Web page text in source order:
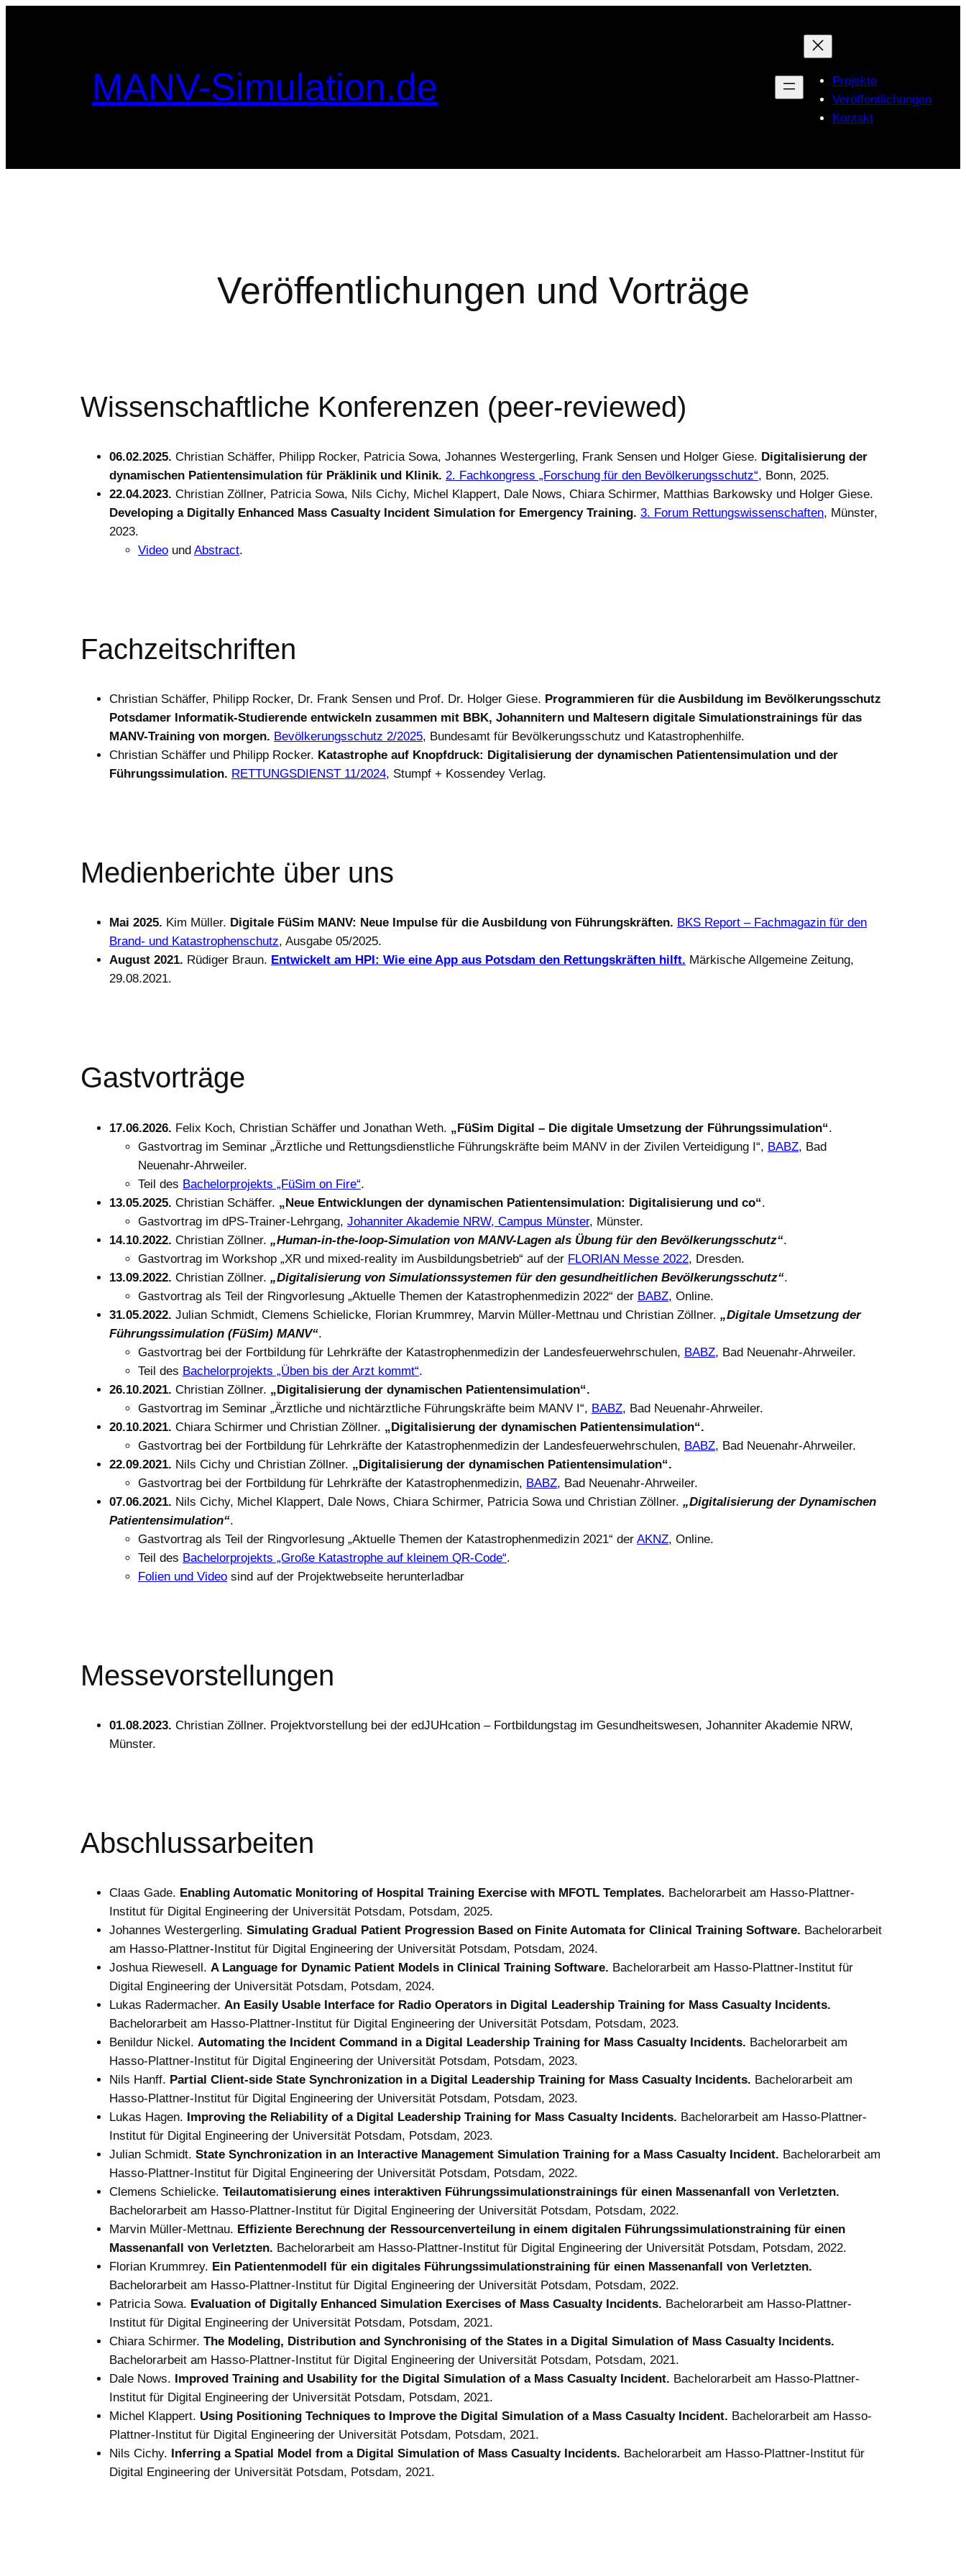
MANV-Simulation.de
Projekte
Veröffentlichungen
Kontakt
Veröffentlichungen und Vorträge
Wissenschaftliche Konferenzen (peer-reviewed)
06.02.2025. Christian Schäffer, Philipp Rocker, Patricia Sowa, Johannes Westergerling, Frank Sensen und Holger Giese. Digitalisierung der
dynamischen Patientensimulation für Präklinik und Klinik. 2. Fachkongress „Forschung für den Bevölkerungsschutz“, Bonn, 2025.
22.04.2023. Christian Zöllner, Patricia Sowa, Nils Cichy, Michel Klappert, Dale Nows, Chiara Schirmer, Matthias Barkowsky und Holger Giese.
Developing a Digitally Enhanced Mass Casualty Incident Simulation for Emergency Training. 3. Forum Rettungswissenschaften, Münster,
2023.
Video und Abstract.
Fachzeitschriften
Christian Schäffer, Philipp Rocker, Dr. Frank Sensen und Prof. Dr. Holger Giese. Programmieren für die Ausbildung im Bevölkerungsschutz
Potsdamer Informatik-Studierende entwickeln zusammen mit BBK, Johannitern und Maltesern digitale Simulationstrainings für das
MANV-Training von morgen. Bevölkerungsschutz 2/2025, Bundesamt für Bevölkerungsschutz und Katastrophenhilfe.
Christian Schäffer und Philipp Rocker. Katastrophe auf Knopfdruck: Digitalisierung der dynamischen Patientensimulation und der
Führungssimulation. RETTUNGSDIENST 11/2024, Stumpf + Kossendey Verlag.
Medienberichte über uns
Mai 2025. Kim Müller. Digitale FüSim MANV: Neue Impulse für die Ausbildung von Führungskräften. BKS Report – Fachmagazin für den
Brand- und Katastrophenschutz, Ausgabe 05/2025.
August 2021. Rüdiger Braun. Entwickelt am HPI: Wie eine App aus Potsdam den Rettungskräften hilft. Märkische Allgemeine Zeitung,
29.08.2021.
Gastvorträge
17.06.2026. Felix Koch, Christian Schäffer und Jonathan Weth. „FüSim Digital – Die digitale Umsetzung der Führungssimulation“.
Gastvortrag im Seminar „Ärztliche und Rettungsdienstliche Führungskräfte beim MANV in der Zivilen Verteidigung I“, BABZ, Bad
Neuenahr-Ahrweiler.
Teil des Bachelorprojekts „FüSim on Fire“.
13.05.2025. Christian Schäffer. „Neue Entwicklungen der dynamischen Patientensimulation: Digitalisierung und co“.
Gastvortrag im dPS-Trainer-Lehrgang, Johanniter Akademie NRW, Campus Münster, Münster.
14.10.2022. Christian Zöllner. „Human-in-the-loop-Simulation von MANV-Lagen als Übung für den Bevölkerungsschutz“.
Gastvortrag im Workshop „XR und mixed-reality im Ausbildungsbetrieb“ auf der FLORIAN Messe 2022, Dresden.
13.09.2022. Christian Zöllner. „Digitalisierung von Simulationssystemen für den gesundheitlichen Bevölkerungsschutz“.
Gastvortrag als Teil der Ringvorlesung „Aktuelle Themen der Katastrophenmedizin 2022“ der BABZ, Online.
31.05.2022. Julian Schmidt, Clemens Schielicke, Florian Krummrey, Marvin Müller-Mettnau und Christian Zöllner. „Digitale Umsetzung der
Führungssimulation (FüSim) MANV“.
Gastvortrag bei der Fortbildung für Lehrkräfte der Katastrophenmedizin der Landesfeuerwehrschulen, BABZ, Bad Neuenahr-Ahrweiler.
Teil des Bachelorprojekts „Üben bis der Arzt kommt“.
26.10.2021. Christian Zöllner. „Digitalisierung der dynamischen Patientensimulation“.
Gastvortrag im Seminar „Ärztliche und nichtärztliche Führungskräfte beim MANV I“, BABZ, Bad Neuenahr-Ahrweiler.
20.10.2021. Chiara Schirmer und Christian Zöllner. „Digitalisierung der dynamischen Patientensimulation“.
Gastvortrag bei der Fortbildung für Lehrkräfte der Katastrophenmedizin der Landesfeuerwehrschulen, BABZ, Bad Neuenahr-Ahrweiler.
22.09.2021. Nils Cichy und Christian Zöllner. „Digitalisierung der dynamischen Patientensimulation“.
Gastvortrag bei der Fortbildung für Lehrkräfte der Katastrophenmedizin, BABZ, Bad Neuenahr-Ahrweiler.
07.06.2021. Nils Cichy, Michel Klappert, Dale Nows, Chiara Schirmer, Patricia Sowa und Christian Zöllner. „Digitalisierung der Dynamischen
Patientensimulation“.
Gastvortrag als Teil der Ringvorlesung „Aktuelle Themen der Katastrophenmedizin 2021“ der AKNZ, Online.
Teil des Bachelorprojekts „Große Katastrophe auf kleinem QR-Code“.
Folien und Video sind auf der Projektwebseite herunterladbar
Messevorstellungen
01.08.2023. Christian Zöllner. Projektvorstellung bei der edJUHcation – Fortbildungstag im Gesundheitswesen, Johanniter Akademie NRW,
Münster.
Abschlussarbeiten
Claas Gade. Enabling Automatic Monitoring of Hospital Training Exercise with MFOTL Templates. Bachelorarbeit am Hasso-Plattner-
Institut für Digital Engineering der Universität Potsdam, Potsdam, 2025.
Johannes Westergerling. Simulating Gradual Patient Progression Based on Finite Automata for Clinical Training Software. Bachelorarbeit
am Hasso-Plattner-Institut für Digital Engineering der Universität Potsdam, Potsdam, 2024.
Joshua Riewesell. A Language for Dynamic Patient Models in Clinical Training Software. Bachelorarbeit am Hasso-Plattner-Institut für
Digital Engineering der Universität Potsdam, Potsdam, 2024.
Lukas Radermacher. An Easily Usable Interface for Radio Operators in Digital Leadership Training for Mass Casualty Incidents.
Bachelorarbeit am Hasso-Plattner-Institut für Digital Engineering der Universität Potsdam, Potsdam, 2023.
Benildur Nickel. Automating the Incident Command in a Digital Leadership Training for Mass Casualty Incidents. Bachelorarbeit am
Hasso-Plattner-Institut für Digital Engineering der Universität Potsdam, Potsdam, 2023.
Nils Hanff. Partial Client-side State Synchronization in a Digital Leadership Training for Mass Casualty Incidents. Bachelorarbeit am
Hasso-Plattner-Institut für Digital Engineering der Universität Potsdam, Potsdam, 2023.
Lukas Hagen. Improving the Reliability of a Digital Leadership Training for Mass Casualty Incidents. Bachelorarbeit am Hasso-Plattner-
Institut für Digital Engineering der Universität Potsdam, Potsdam, 2023.
Julian Schmidt. State Synchronization in an Interactive Management Simulation Training for a Mass Casualty Incident. Bachelorarbeit am
Hasso-Plattner-Institut für Digital Engineering der Universität Potsdam, Potsdam, 2022.
Clemens Schielicke. Teilautomatisierung eines interaktiven Führungssimulationstrainings für einen Massenanfall von Verletzten.
Bachelorarbeit am Hasso-Plattner-Institut für Digital Engineering der Universität Potsdam, Potsdam, 2022.
Marvin Müller-Mettnau. Effiziente Berechnung der Ressourcenverteilung in einem digitalen Führungssimulationstraining für einen
Massenanfall von Verletzten. Bachelorarbeit am Hasso-Plattner-Institut für Digital Engineering der Universität Potsdam, Potsdam, 2022.
Florian Krummrey. Ein Patientenmodell für ein digitales Führungssimulationstraining für einen Massenanfall von Verletzten.
Bachelorarbeit am Hasso-Plattner-Institut für Digital Engineering der Universität Potsdam, Potsdam, 2022.
Patricia Sowa. Evaluation of Digitally Enhanced Simulation Exercises of Mass Casualty Incidents. Bachelorarbeit am Hasso-Plattner-
Institut für Digital Engineering der Universität Potsdam, Potsdam, 2021.
Chiara Schirmer. The Modeling, Distribution and Synchronising of the States in a Digital Simulation of Mass Casualty Incidents.
Bachelorarbeit am Hasso-Plattner-Institut für Digital Engineering der Universität Potsdam, Potsdam, 2021.
Dale Nows. Improved Training and Usability for the Digital Simulation of a Mass Casualty Incident. Bachelorarbeit am Hasso-Plattner-
Institut für Digital Engineering der Universität Potsdam, Potsdam, 2021.
Michel Klappert. Using Positioning Techniques to Improve the Digital Simulation of a Mass Casualty Incident. Bachelorarbeit am Hasso-
Plattner-Institut für Digital Engineering der Universität Potsdam, Potsdam, 2021.
Nils Cichy. Inferring a Spatial Model from a Digital Simulation of Mass Casualty Incidents. Bachelorarbeit am Hasso-Plattner-Institut für
Digital Engineering der Universität Potsdam, Potsdam, 2021.